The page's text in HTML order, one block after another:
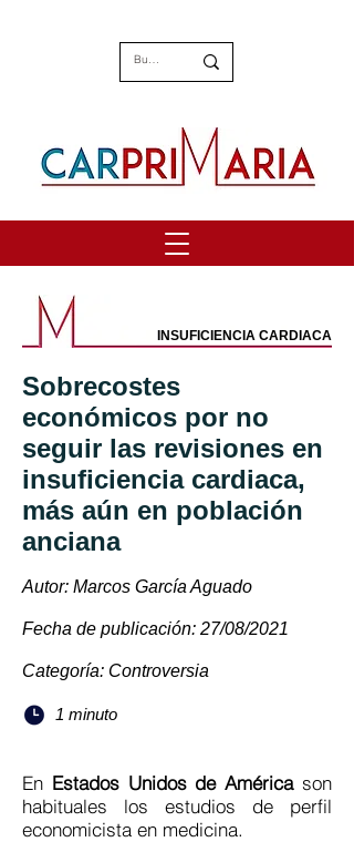
INSUFICIENCIA CARDIACA
Sobrecostes
económicos por no
seguir las revisiones en
insuficiencia cardiaca,
más aún en población
anciana
Autor: Marcos García Aguado
Fecha de publicación: 27/08/2021
Categoría: Controversia
1 minuto
En Estados Unidos de Américason
habituales los estudios de perfil
economicista en medicina.